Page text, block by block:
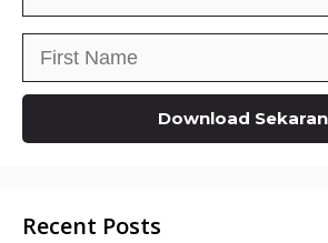
Recent Posts